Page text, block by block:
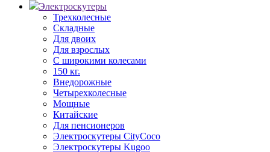
Электроскутеры
Трехколесные
Складные
Для двоих
Для взрослых
С широкими колесами
150 кг.
Внедорожные
Четырехколесные
Мощные
Китайские
Для пенсионеров
Электроскутеры CityCoco
Электроскутеры Kugoo